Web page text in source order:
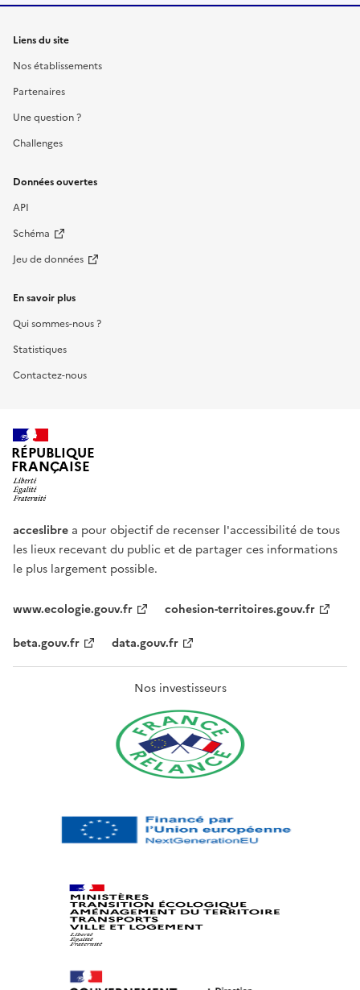
Liens du site
Nos établissements
Partenaires
Une question ?
Challenges
Données ouvertes
API
Schéma
Jeu de données
En savoir plus
Qui sommes-nous ?
Statistiques
Contactez-nous
RÉPUBLIQUE
FRANÇAISE
acceslibre a pour objectif de recenser l'accessibilité de tous
les lieux recevant du public et de partager ces informations
le plus largement possible.
www.ecologie.gouv.fr
cohesion-territoires.gouv.fr
beta.gouv.fr
data.gouv.fr
Nos investisseurs